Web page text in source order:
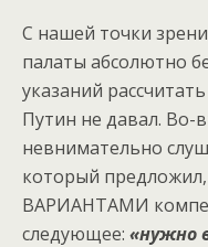
С нашей точки
палаты абсолютно
указаний
Путин не давал. Во-
невнимательно
который
ВАРИАНТАМИ
следующее: «нужно